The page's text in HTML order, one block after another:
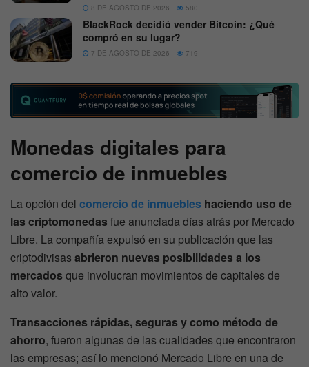
8 DE AGOSTO DE 2026 580
BlackRock decidió vender Bitcoin: ¿Qué
compró en su lugar?
7 DE AGOSTO DE 2026 719
Monedas digitales para
comercio de inmuebles
La opción del comercio de inmuebles haciendo uso de
las criptomonedas fue anunciada días atrás por Mercado
Libre. La compañía expulsó en su publicación que las
criptodivisasabrieron nuevas posibilidades a los
mercados que involucran movimientos de capitales de
alto valor.
Transacciones rápidas, seguras y como método de
ahorro, fueron algunas de las cualidades que encontraron
las empresas; así lo mencionó Mercado Libre en una de